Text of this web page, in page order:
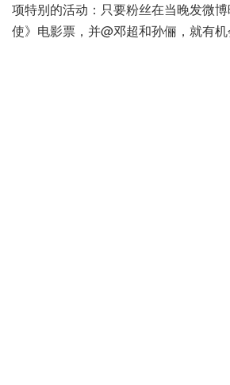
项特别的活动：只要粉丝在当晚发微
使》电影票，并@邓超和孙俪，就有机